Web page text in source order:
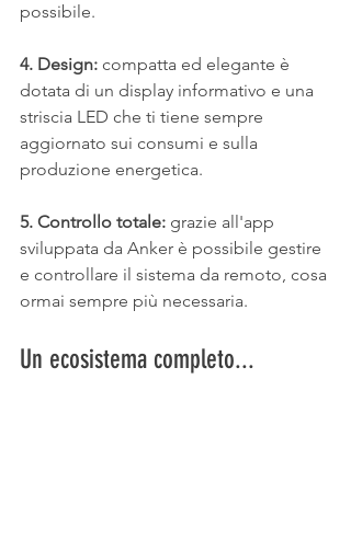
possibile.
4. Design: compatta ed elegante è
dotata di un display informativo e una
striscia LED che ti tiene sempre
aggiornato sui consumi e sulla
produzione energetica.
5. Controllo totale: grazie all'app
sviluppata da Anker è possibile gestire
e controllare il sistema da remoto, cosa
ormai sempre più necessaria.
Un ecosistema completo...